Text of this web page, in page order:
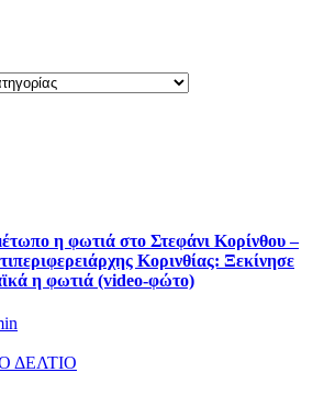
η φωτιά στο Στεφάνι Κορίνθου –
Κορινθίας: Ξεκίνησε
η φωτιά (video-φώτο)
ΔΕΛΤΙΟ